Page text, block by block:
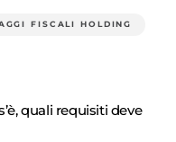
FISCALI HOLDING
quali requisiti deve